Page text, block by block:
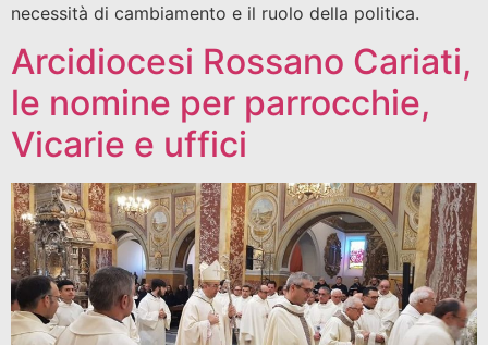
necessità di cambiamento e il ruolo della politica.
Arcidiocesi Rossano Cariati,
le nomine per parrocchie,
Vicarie e uffici